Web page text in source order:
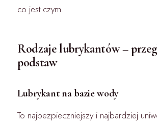
co jest czym.
Rodzaje lubrykantów –
podstaw
Lubrykant na bazie wody
To najbezpieczniejszy i najbardziej